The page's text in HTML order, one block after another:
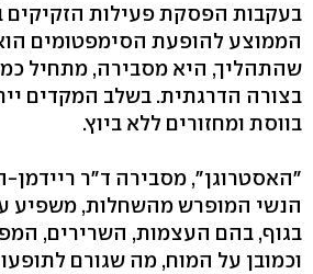
בעקבות הפסקת פעילות הזקיקים
שהתהליך, היא מסבירה, מתחיל
בצורה הדרגתית. בשלב המקדים
בווסת ומחזורים ללא ביוץ.
"האסטרוגן‭,"‬ מסבירה ד"ר
הנשי המופרש מהשחלות, משפיע
בגוף, בהם העצמות, השרירים,
וכמובן על המוח, מה שגורם